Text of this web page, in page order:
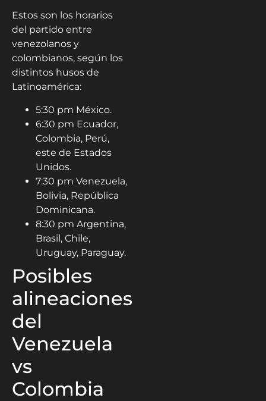
Estos son los horarios
del partido entre
venezolanos y
colombianos, según los
distintos husos de
Latinoamérica:
5:30 pm México.
6:30 pm Ecuador,
Colombia, Perú,
este de Estados
Unidos.
7:30 pm Venezuela,
Bolivia, República
Dominicana.
8:30 pm Argentina,
Brasil, Chile,
Uruguay, Paraguay.
Posibles
alineaciones
del
Venezuela
vs
Colombia